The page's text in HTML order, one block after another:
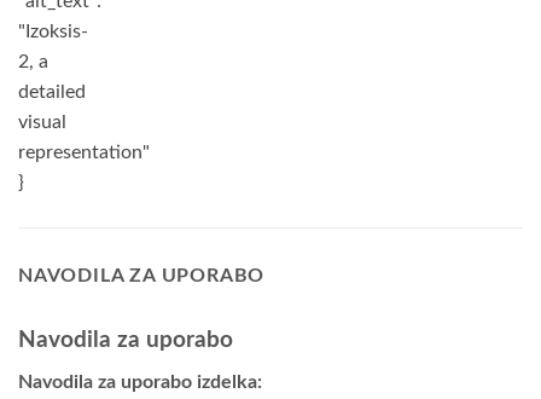
NAVODILA ZA UPORABO
Navodila za uporabo
Navodila za uporabo izdelka: